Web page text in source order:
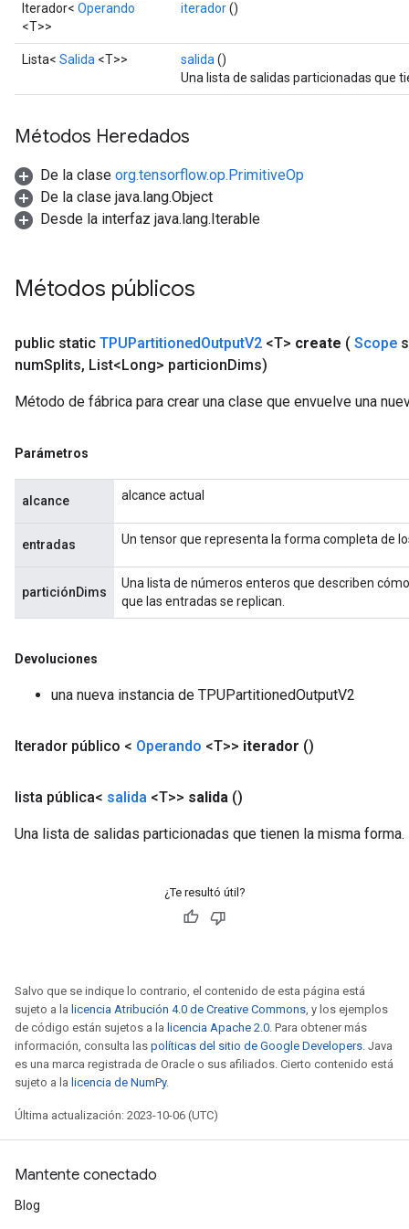
Iterador< Operando
<T>>
iterador()
Lista< Salida <T>> salida ()
Una lista de salidas particionadas que
Métodos Heredados
De la clase org.tensorflow.op.PrimitiveOp
De la clase java.lang.Object
Desde la interfaz java.lang.Iterable
Métodos públicos
public static TPUPartitionedOutputV2 <T> create ( Scope
numSplits, List<Long> particionDims)
Método de fábrica para crear una clase que envuelve una
Parámetros
alcance alcance actual
entradas Un tensor que representa la forma completa de
particiónDims
Una lista de números enteros que describen
que las entradas se replican.
Devoluciones
una nueva instancia de TPUPartitionedOutputV2
Iterador público < Operando <T>> iterador ()
lista pública< salida <T>> salida ()
Una lista de salidas particionadas que tienen la misma forma.
¿Te resultó útil?
Salvo que se indique lo contrario, el contenido de esta página está
sujeto a la licencia Atribución 4.0 de Creative Commons, y los ejemplos
de código están sujetos a la licencia Apache 2.0. Para obtener más
información, consulta las políticas del sitio de Google Developers. Java
es una marca registrada de Oracle o sus afiliados. Cierto contenido está
sujeto a la licencia de NumPy.
Última actualización: 2023-10-06 (UTC)
Mantente conectado
Blog